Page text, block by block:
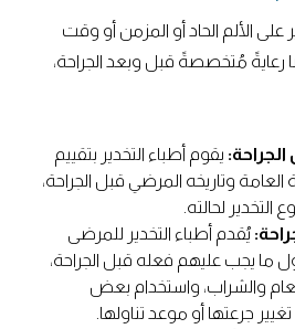
على الألم الحاد أو المزمن أو وقت
رعايةً مُتخصصةً قبل وبعد الجراحة،
يقوم أطباء التخدير بتقييم
وتاريخه المرضي قبل الجراحة،
التخدير لحالته.
يُقدم أطباء التخدير للمرضى
ما يجب عليهم فعله قبل الجراحة،
والشراب، واستخدام بعض
تغيير جرعتها أو موعد تناولها.